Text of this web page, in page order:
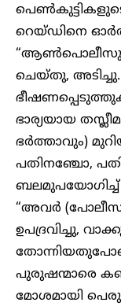
റെയ്ഡിനെ
ചെയ്തു,
ഭാര്യയായ
ഭർത്താവും)
പതിനഞ്ചോ,
“അവർ
ഉപദ്രവിച്ചു,
പുരുഷന്മാരെ
മോശമായി